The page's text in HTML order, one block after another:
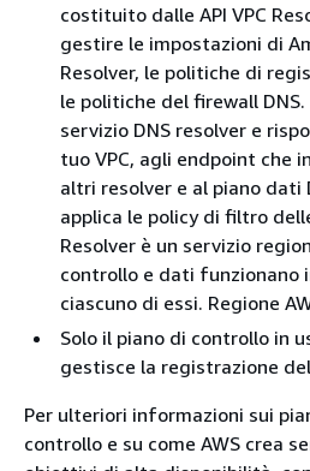
costituito dalle API VPC
gestire le impostazioni di
Resolver, le politiche di
le politiche del firewall
servizio DNS resolver e
tuo VPC, agli endpoint che
altri resolver e al piano dati
applica le policy di filtro
Resolver è un servizio
controllo e dati funzionano
ciascuno di essi. Regione
Solo il piano di controllo in
gestisce la registrazione
Per ulteriori informazioni sui
controllo e su come AWS crea